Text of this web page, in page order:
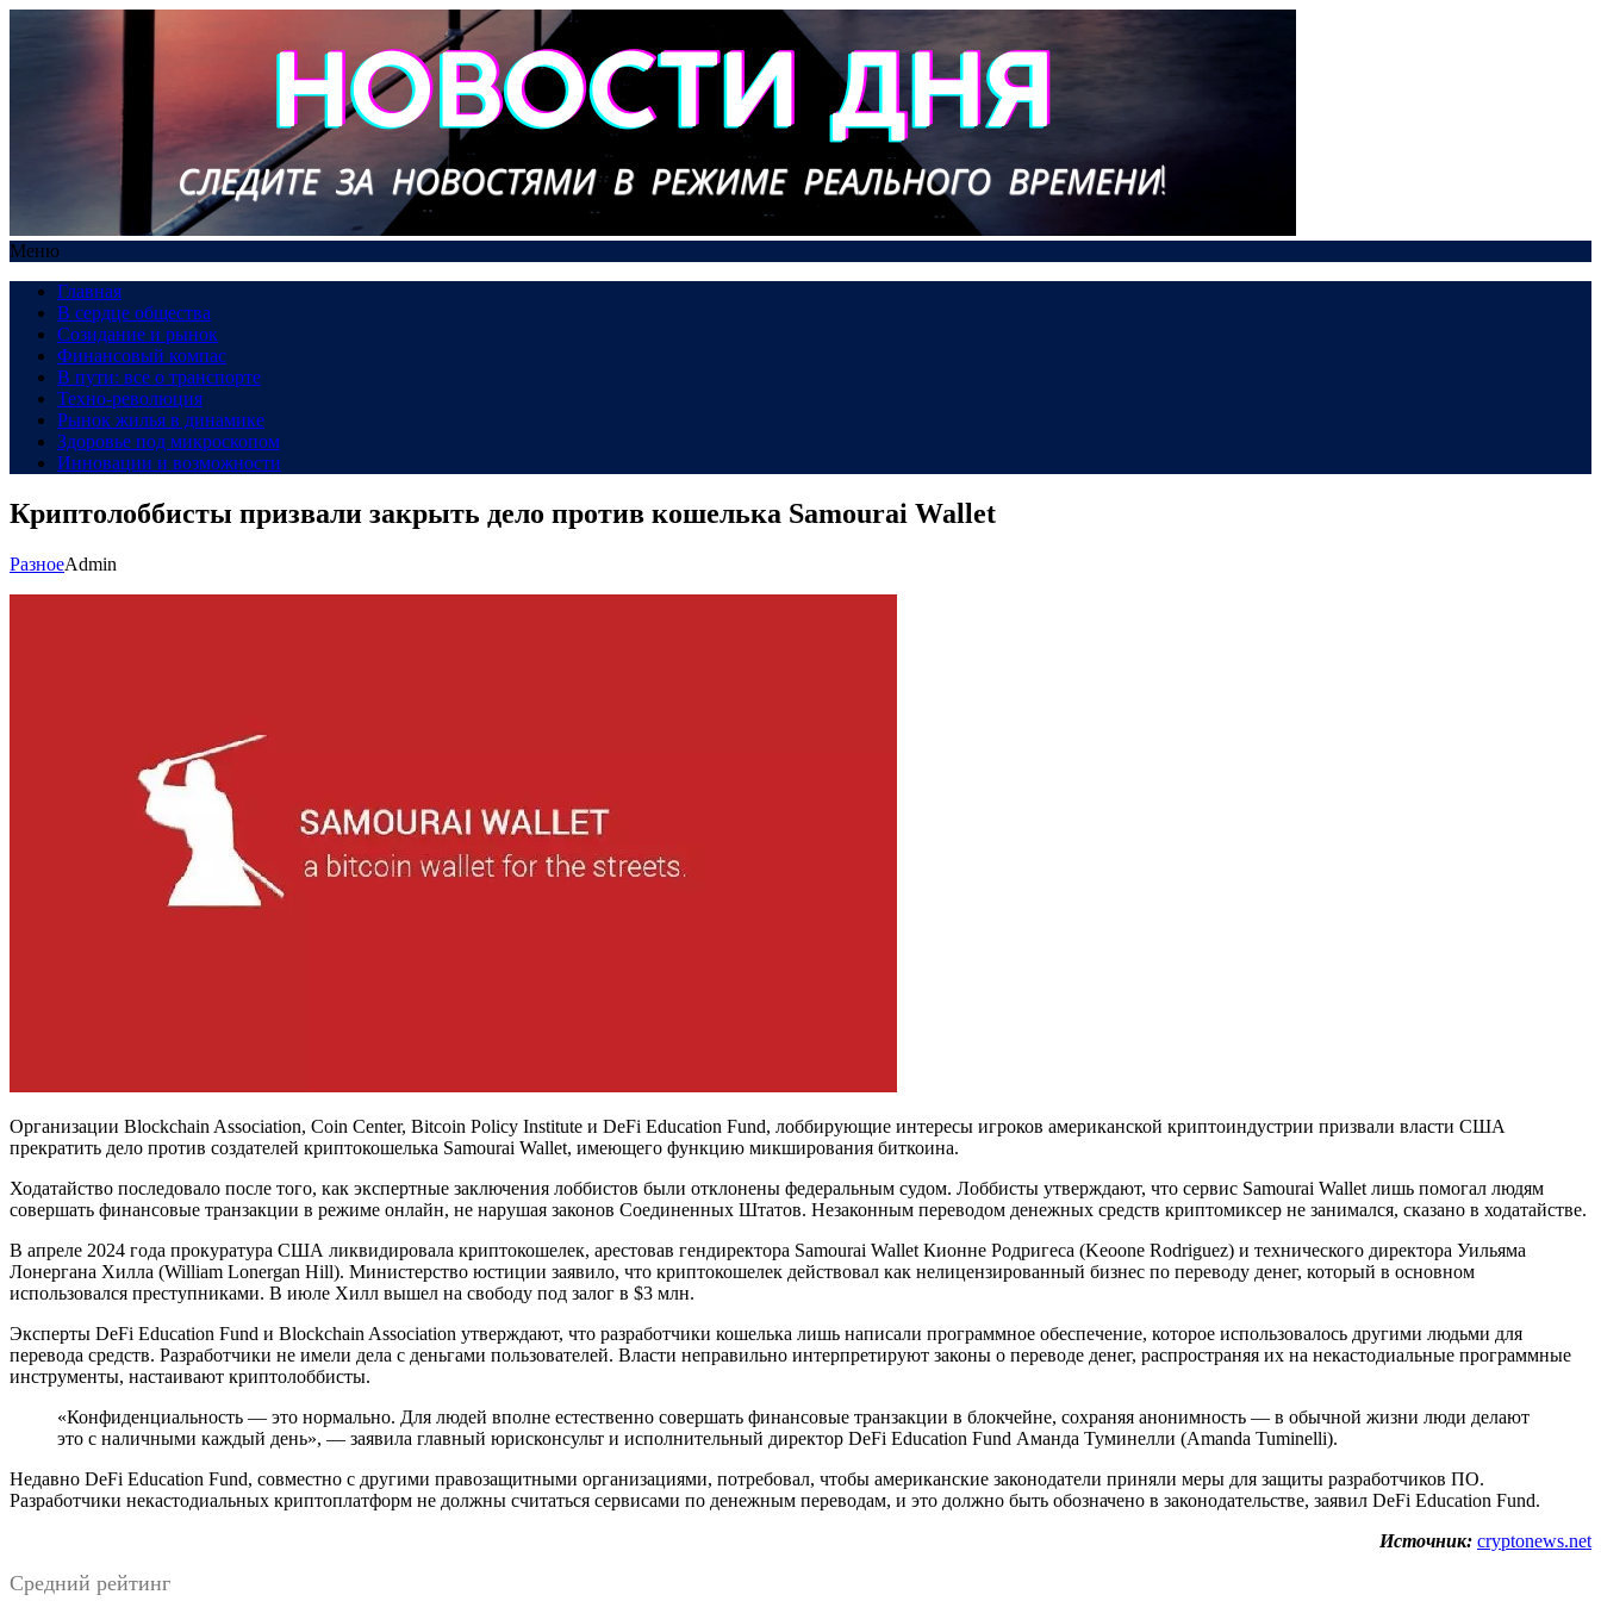
Меню
Главная
В сердце общества
Созидание и рынок
Финансовый компас
В пути: все о транспорте
Техно-революция
Рынок жилья в динамике
Здоровье под микроскопом
Инновации и возможности
Криптолоббисты призвали закрыть дело против кошелька Samourai Wallet
РазноеAdmin
Организации Blockchain Association, Coin Center, Bitcoin Policy Institute и DeFi Education Fund, лоббирующие интересы игроков американской криптоиндустрии призвали власти США
прекратить дело против создателей криптокошелька Samourai Wallet, имеющего функцию микширования биткоина.
Ходатайство последовало после того, как экспертные заключения лоббистов были отклонены федеральным судом. Лоббисты утверждают, что сервис Samourai Wallet лишь помогал людям
совершать финансовые транзакции в режиме онлайн, не нарушая законов Соединенных Штатов. Незаконным переводом денежных средств криптомиксер не занимался, сказано в ходатайстве.
В апреле 2024 года прокуратура США ликвидировала криптокошелек, арестовав гендиректора Samourai Wallet Кионне Родригеса (Keoone Rodriguez) и технического директора Уильяма
Лонергана Хилла (William Lonergan Hill). Министерство юстиции заявило, что криптокошелек действовал как нелицензированный бизнес по переводу денег, который в основном
использовался преступниками. В июле Хилл вышел на свободу под залог в $3 млн.
Эксперты DeFi Education Fund и Blockchain Association утверждают, что разработчики кошелька лишь написали программное обеспечение, которое использовалось другими людьми для
перевода средств. Разработчики не имели дела с деньгами пользователей. Власти неправильно интерпретируют законы о переводе денег, распространяя их на некастодиальные программные
инструменты, настаивают криптолоббисты.
«Конфиденциальность — это нормально. Для людей вполне естественно совершать финансовые транзакции в блокчейне, сохраняя анонимность — в обычной жизни люди делают
это с наличными каждый день», — заявила главный юрисконсульт и исполнительный директор DeFi Education Fund Аманда Туминелли (Amanda Tuminelli).
Недавно DeFi Education Fund, совместно с другими правозащитными организациями, потребовал, чтобы американские законодатели приняли меры для защиты разработчиков ПО.
Разработчики некастодиальных криптоплатформ не должны считаться сервисами по денежным переводам, и это должно быть обозначено в законодательстве, заявил DeFi Education Fund.
Источник: cryptonews.net
Средний рейтинг